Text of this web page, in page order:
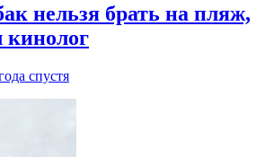
нельзя брать на пляж,
кинолог
спустя